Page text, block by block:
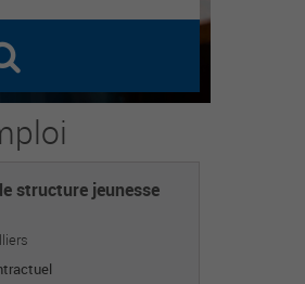
structure jeunesse